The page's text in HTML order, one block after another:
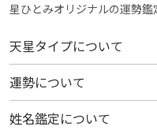
星ひとみオリジナルの運勢鑑
天星タイプについて
運勢について
姓名鑑定について